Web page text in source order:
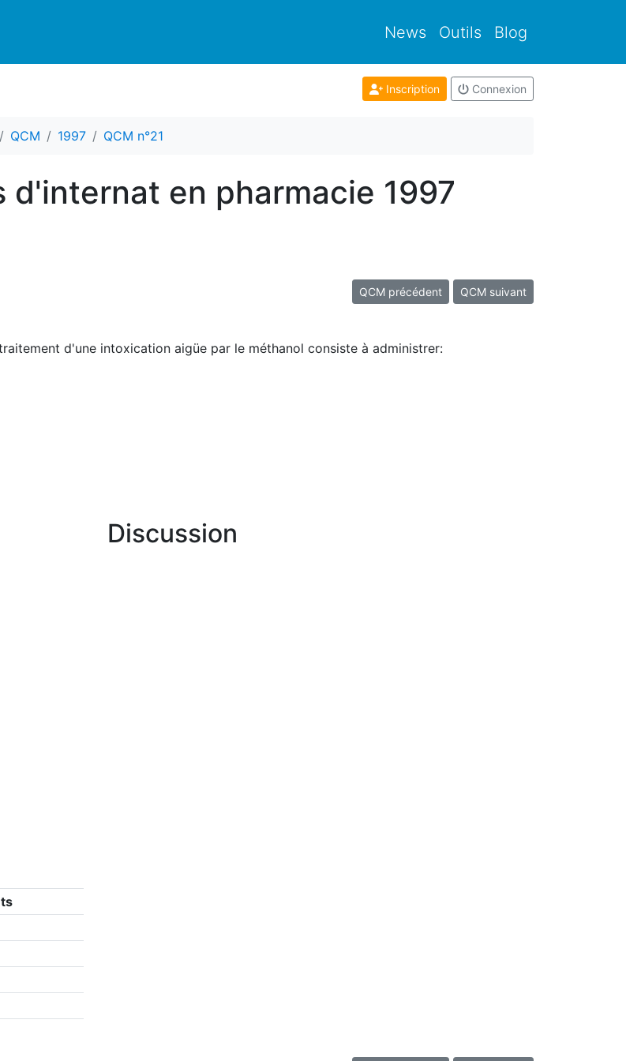
News Outils Blog
Inscription Connexion
QCM 1997 QCM n°21
d'internat en pharmacie 1997
QCM précédent QCM suivant
d'une intoxication aigüe par le méthanol consiste à administrer:
Discussion